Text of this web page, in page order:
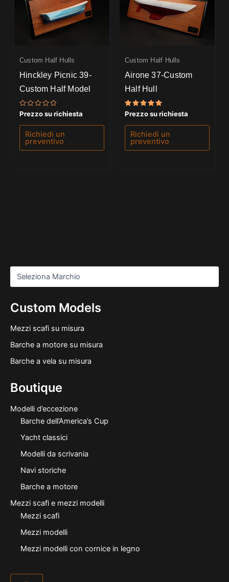
Custom Models
Mezzi scafi su misura
Barche a motore su misura
Barche a vela su misura
Boutique
Modelli d’eccezione
Barche dell’America’s Cup
Yacht classici
Modelli da scrivania
Navi storiche
Barche a motore
Mezzi scafi e mezzi modelli
Mezzi scafi
Mezzi modelli
Mezzi modelli con cornice in legno
Custom Half Hulls
Hinckley Picnic 39-
Custom Half Model
Valutato
0
su
Prezzo su richiesta
Richiedi un
preventivo
Custom Half Hulls
Airone 37-Custom
Half Hull
Valutato
5.00
su 5
Prezzo su richiesta
Richiedi un
preventivo